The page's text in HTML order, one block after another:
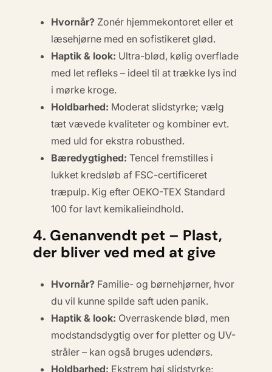
Hvornår? Zonér hjemmekontoret eller et
læsehjørne med en sofistikeret glød.
Haptik & look: Ultra-blød, kølig overflade
med let refleks – ideel til at trække lys ind
i mørke kroge.
Holdbarhed: Moderat slidstyrke; vælg
tæt vævede kvaliteter og kombiner evt.
med uld for ekstra robusthed.
Bæredygtighed: Tencel fremstilles i
lukket kredsløb af FSC-certificeret
træpulp. Kig efter OEKO-TEX Standard
100 for lavt kemikalieindhold.
4. Genanvendt pet – Plast,
der bliver ved med at give
Hvornår? Familie- og børnehjørner, hvor
du vil kunne spilde saft uden panik.
Haptik & look: Overraskende blød, men
modstandsdygtig over for pletter og UV-
stråler – kan også bruges udendørs.
Holdbarhed: Ekstrem høj slidstyrke;